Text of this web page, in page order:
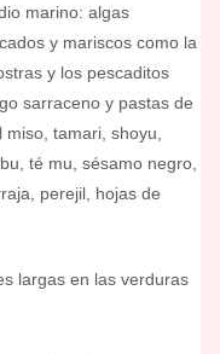
marino: algas
y mariscos como la
y los pescaditos
sarraceno y pastas de
tamari, shoyu,
té mu, sésamo negro,
perejil, hojas de
largas en las verduras